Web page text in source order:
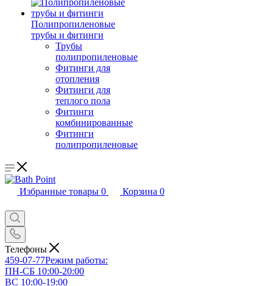
Полипропиленовые
трубы и фитинги
Трубы
полипропиленовые
Фитинги для
отопления
Фитинги для
теплого пола
Фитинги
комбинированные
Фитинги
полипропиленовые
Избранные товары 0 Корзина 0
Телефоны
459-07-77Режим работы:
ПН-СБ 10:00-20:00
ВС 10:00-19:00